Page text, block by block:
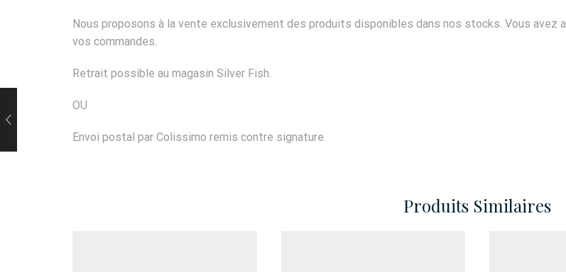
Nous proposons à la vente exclusivement des produits disponibles dans nos stocks. Vous avez
vos commandes.
Retrait possible au magasin Silver Fish.
OU
Envoi postal par Colissimo remis contre signature.
Produits Similaires